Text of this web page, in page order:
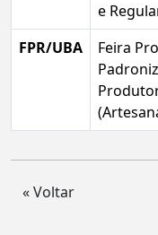
e
FPR/UBA
Feira
« Voltar